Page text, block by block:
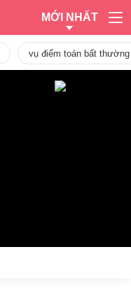
MỚI NHẤT
vụ điểm toán bất